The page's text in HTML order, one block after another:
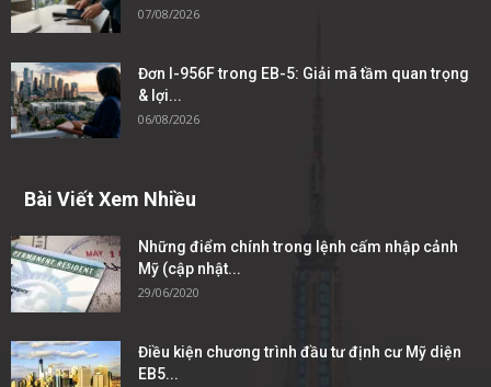
07/08/2026
Đơn I-956F trong EB-5: Giải mã tầm quan trọng
& lợi...
06/08/2026
Bài Viết Xem Nhiều
Những điểm chính trong lệnh cấm nhập cảnh
Mỹ (cập nhật...
29/06/2020
Điều kiện chương trình đầu tư định cư Mỹ diện
EB5...